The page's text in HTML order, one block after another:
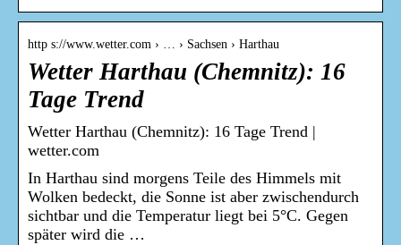
http s://www.wetter.com › … › Sachsen › Harthau
Wetter Harthau (Chemnitz): 16
Tage Trend
Wetter Harthau (Chemnitz): 16 Tage Trend |
wetter.com
In Harthau sind morgens Teile des Himmels mit
Wolken bedeckt, die Sonne ist aber zwischendurch
sichtbar und die Temperatur liegt bei 5°C. Gegen
später wird die …